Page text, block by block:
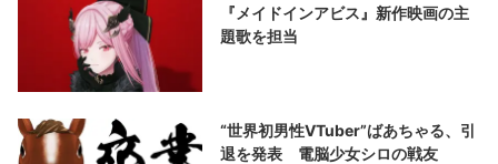
『メイドインアビス』新作映画の主
題歌を担当
“世界初男性VTuber”ばあちゃる、引
退を発表 電脳少女シロの戦友